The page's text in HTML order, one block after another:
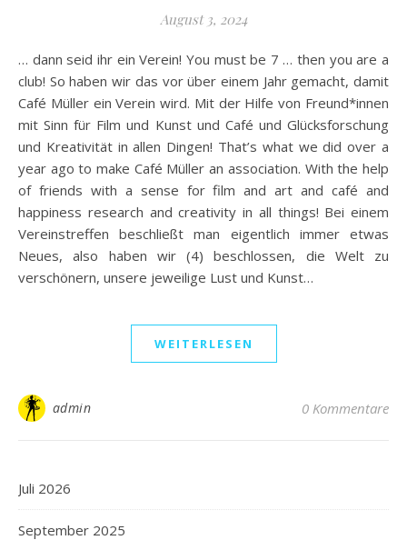
August 3, 2024
… dann seid ihr ein Verein! You must be 7 … then you are a
club! So haben wir das vor über einem Jahr gemacht, damit
Café Müller ein Verein wird. Mit der Hilfe von Freund*innen
mit Sinn für Film und Kunst und Café und Glücksforschung
und Kreativität in allen Dingen! That’s what we did over a
year ago to make Café Müller an association. With the help
of friends with a sense for film and art and café and
happiness research and creativity in all things! Bei einem
Vereinstreffen beschließt man eigentlich immer etwas
Neues, also haben wir (4) beschlossen, die Welt zu
verschönern, unsere jeweilige Lust und Kunst…
WEITERLESEN
admin 0 Kommentare
Juli 2026
September 2025